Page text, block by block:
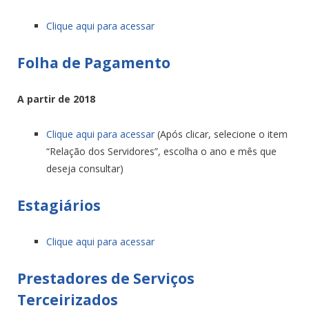
Clique aqui para acessar
Folha de Pagamento
A partir de 2018
Clique aqui para acessar (Após clicar, selecione o item
“Relação dos Servidores”, escolha o ano e mês que
deseja consultar)
Estagiários
Clique aqui para acessar
Prestadores de Serviços
Terceirizados